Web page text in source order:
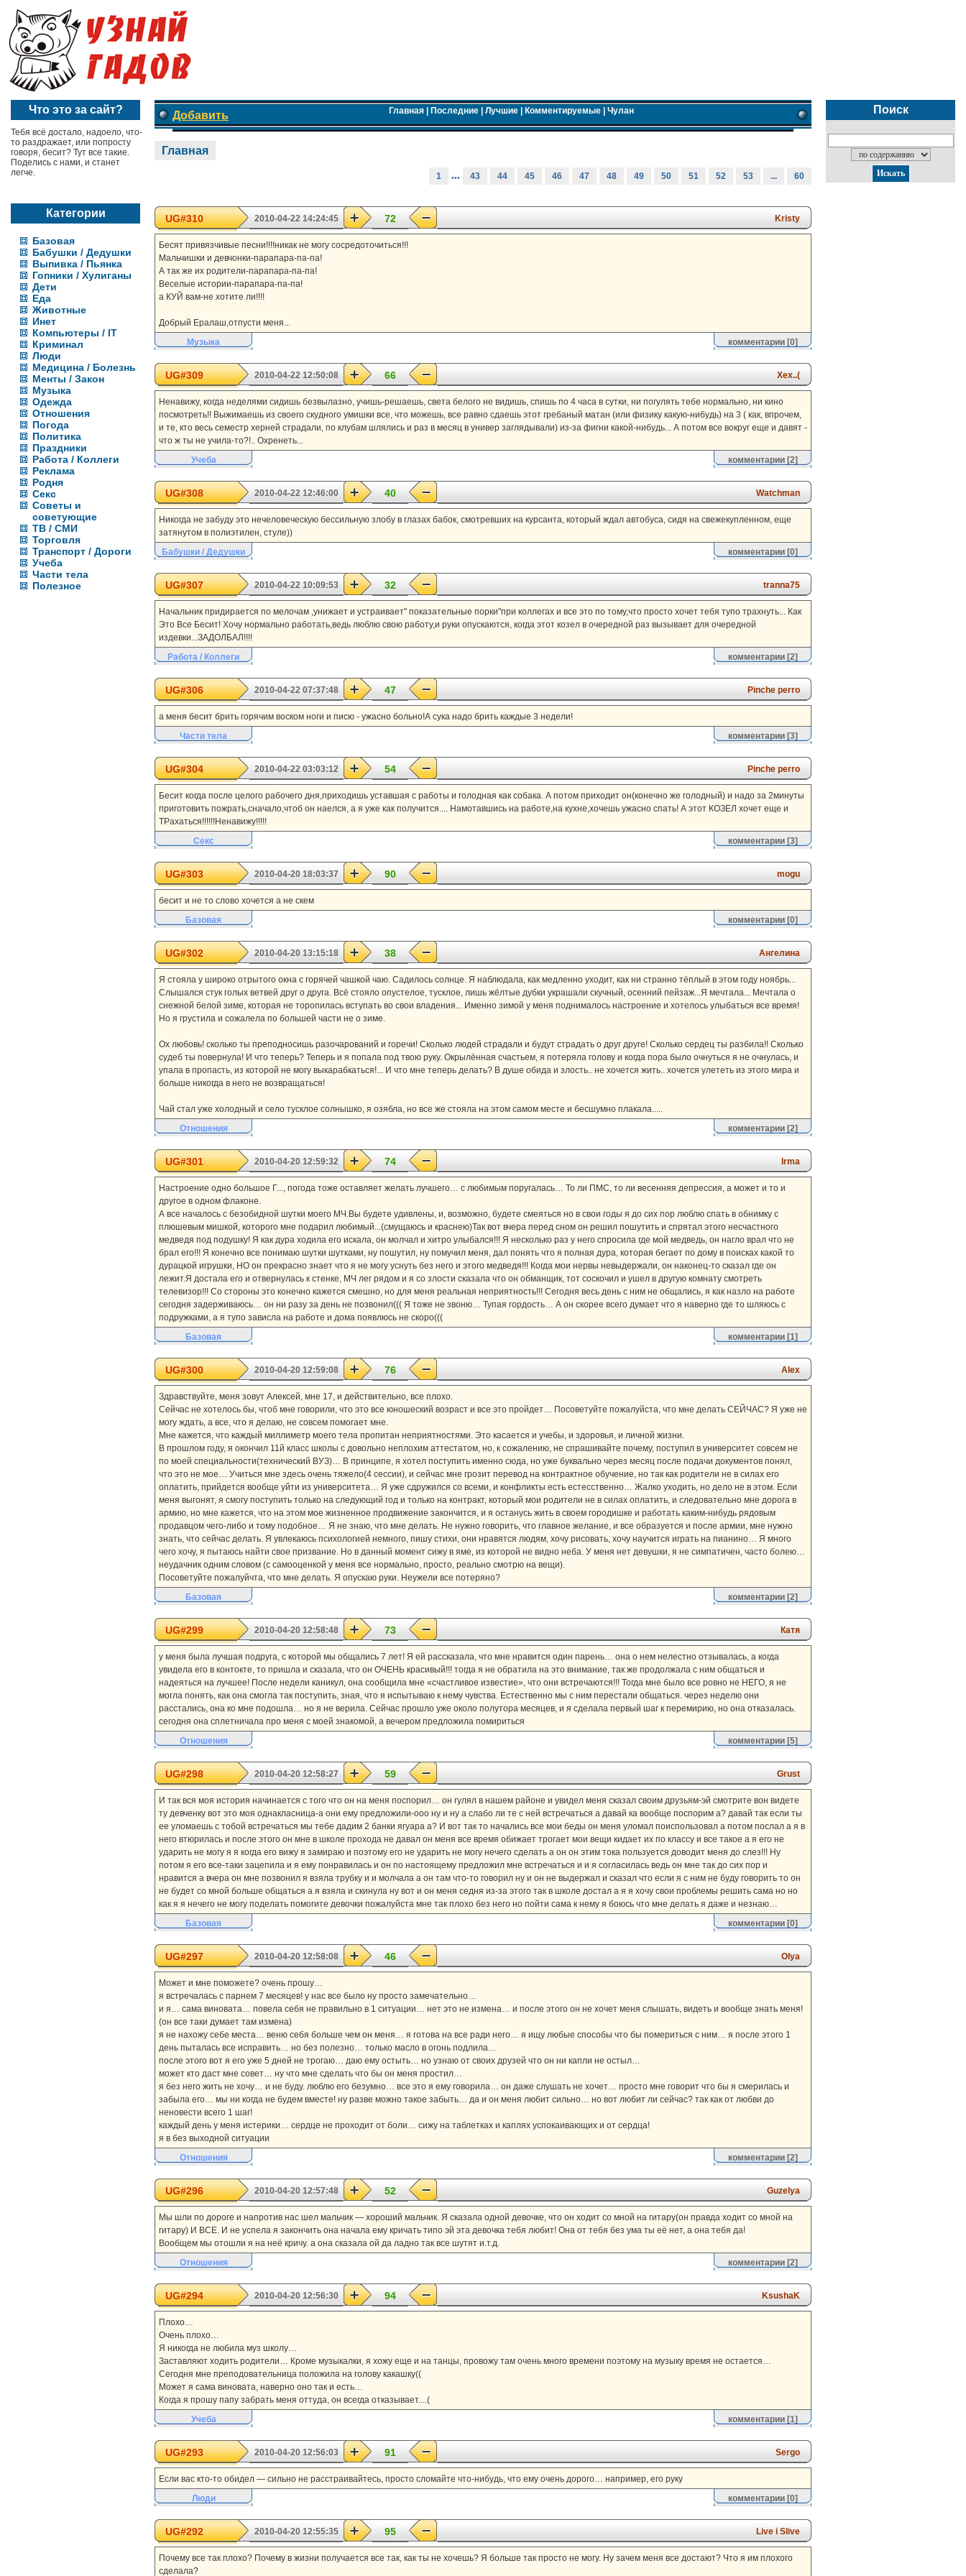
Что это за сайт?
Тебя всё достало, надоело, что-
то раздражает, или попросту
говоря, бесит? Тут все такие.
Поделись с нами, и станет
легче.
Категории
Базовая
Бабушки / Дедушки
Выпивка / Пьянка
Гопники / Хулиганы
Дети
Еда
Животные
Инет
Компьютеры / IT
Криминал
Люди
Медицина / Болезнь
Менты / Закон
Музыка
Одежда
Отношения
Погода
Политика
Праздники
Работа / Коллеги
Реклама
Родня
Секс
Советы и
советующие
ТВ / СМИ
Торговля
Транспорт / Дороги
Учеба
Части тела
Полезное
Добавить Главная| Последние| Лучшие| Комментируемые| Чулан
Главная
1 ... 43 44 45 46 47 48 49 50 51 52 53 ... 60
UG#310 2010-04-22 14:24:45 72 Kristy
Бесят привязчивые песни!!!!никак не могу сосредоточиться!!!
Мальчишки и девчонки-парапара-па-па!
А так же их родители-парапара-па-па!
Веселые истории-парапара-па-па!
а КУЙ вам-не хотите ли!!!!
Добрый Ералаш,отпусти меня...
Музыка
комментарии[0]
UG#309 2010-04-22 12:50:08 66 Хех..(
Ненавижу, когда неделями сидишь безвылазно, учишь-решаешь, света белого не видишь, спишь по 4 часа в сутки, ни погулять тебе нормально, ни кино
посмотреть!! Выжимаешь из своего скудного умишки все, что можешь, все равно сдаешь этот гребаный матан (или физику какую-нибудь) на 3 ( как, впрочем,
и те, кто весь семестр херней страдали, по клубам шлялись и раз в месяц в универ заглядывали) из-за фигни какой-нибудь... А потом все вокруг еще и давят -
что ж ты не учила-то?!.. Охренеть...
Учеба
комментарии[2]
UG#308 2010-04-22 12:46:00 40 Watchman
Никогда не забуду это нечеловеческую бессильную злобу в глазах бабок, смотревших на курсанта, который ждал автобуса, сидя на свежекупленном, еще
затянутом в полиэтилен, стуле))
Бабушки / Дедушки
комментарии[0]
UG#307 2010-04-22 10:09:53 32 tranna75
Начальник придирается по мелочам ,унижает и устраивает" показательные порки"при коллегах и все это по тому,что просто хочет тебя тупо трахнуть... Как
Это Все Бесит! Хочу нормально работать,ведь люблю свою работу,и руки опускаются, когда этот козел в очередной раз вызывает для очередной
издевки...ЗАДОЛБАЛ!!!!
Работа / Коллеги
комментарии[2]
UG#306 2010-04-22 07:37:48 47 Pinche perro
а меня бесит брить горячим воском ноги и писю - ужасно больно!А сука надо брить каждые 3 недели!
Части тела
комментарии[3]
UG#304 2010-04-22 03:03:12 54 Pinche perro
Бесит когда после целого рабочего дня,приходишь уставшая с работы и голодная как собака. А потом приходит он(конечно же голодный) и надо за 2минуты
приготовить пожрать,сначало,чтоб он наелся, а я уже как получится.... Намотавшись на работе,на кухне,хочешь ужасно спать! А этот КОЗЕЛ хочет еще и
ТРахаться!!!!!!Ненавижу!!!!!
Секс
комментарии[3]
UG#303 2010-04-20 18:03:37 90 mogu
бесит и не то слово хочется а не скем
Базовая
комментарии[0]
UG#302 2010-04-20 13:15:18 38 Ангелина
Я стояла у широко отрытого окна с горячей чашкой чаю. Садилось солнце. Я наблюдала, как медленно уходит, как ни странно тёплый в этом году ноябрь...
Слышался стук голых ветвей друг о друга. Всё стояло опустелое, тусклое, лишь жёлтые дубки украшали скучный, осенний пейзаж...Я мечтала... Мечтала о
снежной белой зиме, которая не торопилась вступать во свои владения... Именно зимой у меня поднималось настроение и хотелось улыбаться все время!
Но я грустила и сожалела по большей части не о зиме.
Ох любовь! сколько ты преподносишь разочарований и горечи! Сколько людей страдали и будут страдать о друг друге! Сколько сердец ты разбила!! Сколько
судеб ты повернула! И что теперь? Теперь и я попала под твою руку. Окрылённая счастьем, я потеряла голову и когда пора было очнуться я не очнулась, и
упала в пропасть, из которой не могу выкарабкаться!... И что мне теперь делать? В душе обида и злость.. не хочется жить.. хочется улететь из этого мира и
больше никогда в него не возвращаться!
Чай стал уже холодный и село тусклое солнышко, я озябла, но все же стояла на этом самом месте и бесшумно плакала.....
Отношения
комментарии[2]
UG#301 2010-04-20 12:59:32 74 Irma
Настроение одно большое Г..., погода тоже оставляет желать лучшего… с любимым поругалась… То ли ПМС, то ли весенняя депрессия, а может и то и
другое в одном флаконе.
А все началось с безобидной шутки моего МЧ.Вы будете удивлены, и, возможно, будете смеяться но в свои годы я до сих пор люблю спать в обнимку с
плюшевым мишкой, которого мне подарил любимый...(смущаюсь и краснею)Так вот вчера перед сном он решил пошутить и спрятал этого несчастного
медведя под подушку! Я как дура ходила его искала, он молчал и хитро улыбался!!! Я несколько раз у него спросила где мой медведь, он нагло врал что не
брал его!!! Я конечно все понимаю шутки шутками, ну пошутил, ну помучил меня, дал понять что я полная дура, которая бегает по дому в поисках какой то
дурацкой игрушки, НО он прекрасно знает что я не могу уснуть без него и этого медведя!!! Когда мои нервы невыдержали, он наконец-то сказал где он
лежит.Я достала его и отвернулась к стенке, МЧ лег рядом и я со злости сказала что он обманщик, тот соскочил и ушел в другую комнату смотреть
телевизор!!! Со стороны это конечно кажется смешно, но для меня реальная неприятность!!! Сегодня весь день с ним не общались, я как назло на работе
сегодня задерживаюсь… он ни разу за день не позвонил((( Я тоже не звоню… Тупая гордость… А он скорее всего думает что я наверно где то шляюсь с
подружками, а я тупо зависла на работе и дома появлюсь не скоро(((
Базовая
комментарии[1]
UG#300 2010-04-20 12:59:08 76 Alex
Здравствуйте, меня зовут Алексей, мне 17, и действительно, все плохо.
Сейчас не хотелось бы, чтоб мне говорили, что это все юношеский возраст и все это пройдет… Посоветуйте пожалуйста, что мне делать СЕЙЧАС? Я уже не
могу ждать, а все, что я делаю, не совсем помогает мне.
Мне кажется, что каждый миллиметр моего тела пропитан неприятностями. Это касается и учебы, и здоровья, и личной жизни.
В прошлом году, я окончил 11й класс школы с довольно неплохим аттестатом, но, к сожалению, не спрашивайте почему, поступил в университет совсем не
по моей специальности(технический ВУЗ)… В принципе, я хотел поступить именно сюда, но уже буквально через месяц после подачи документов понял,
что это не мое… Учиться мне здесь очень тяжело(4 сессии), и сейчас мне грозит перевод на контрактное обучение, но так как родители не в силах его
оплатить, прийдется вообще уйти из университета… Я уже сдружился со всеми, и конфликты есть естесственно… Жалко уходить, но дело не в этом. Если
меня выгонят, я смогу поступить только на следующий год и только на контракт, который мои родители не в силах оплатить, и следовательно мне дорога в
армию, но мне кажется, что на этом мое жизненное продвижение закончится, и я останусь жить в своем городишке и работать каким-нибудь рядовым
продавцом чего-либо и тому подобное… Я не знаю, что мне делать. Не нужно говорить, что главное желание, и все образуется и после армии, мне нужно
знать, что сейчас делать. Я увлекаюсь психологией немного, пишу стихи, они нравятся людям, хочу рисовать, хочу научится играть на пианино… Я много
чего хочу, я пытаюсь найти свое призвание. Но в данный момент сижу в яме, из которой не видно неба. У меня нет девушки, я не симпатичен, часто болею…
неудачник одним словом (с самооценкой у меня все нормально, просто, реально смотрю на вещи).
Посоветуйте пожалуйчта, что мне делать. Я опускаю руки. Неужели все потеряно?
Базовая
комментарии[2]
UG#299 2010-04-20 12:58:48 73 Катя
у меня была лучшая подруга, с которой мы общались 7 лет! Я ей рассказала, что мне нравится один парень… она о нем нелестно отзывалась, а когда
увидела его в контокте, то пришла и сказала, что он ОЧЕНЬ красивый!!! тогда я не обратила на это внимание, так же продолжала с ним общаться и
надеяться на лучшее! После недели каникул, она сообщила мне «счастливое известие», что они встречаются!!! Тогда мне было все ровно не НЕГО, я не
могла понять, как она смогла так поступить, зная, что я испытываю к нему чувства. Естественно мы с ним перестали общаться. через неделю они
расстались, она ко мне подошла… но я не верила. Сейчас прошло уже около полутора месяцев, и я сделала первый шаг к перемирию, но она отказалась.
сегодня она сплетничала про меня с моей знакомой, а вечером предложила помириться
Отношения
комментарии[5]
UG#298 2010-04-20 12:58:27 59 Grust
И так вся моя история начинается с того что он на меня поспорил… он гулял в нашем районе и увидел меня сказал своим друзьям-эй смотрите вон видете
ту девченку вот это моя однакласница-а они ему предложили-ооо ну и ну а слабо ли те с ней встречаться а давай ка вообще поспорим а? давай так если ты
ее уломаешь с тобой встречаться мы тебе дадим 2 банки ягуара а? И вот так то начались все мои беды он меня уломал поиспользовал а потом послал а я в
него втюрилась и после этого он мне в школе прохода не давал он меня все время обижает трогает мои вещи кидает их по классу и все такое а я его не
ударить не могу я я когда его вижу я замираю и поэтому его не ударить не могу нечего сделать а он он этим тока пользуется доводит меня до слез!!! Ну
потом я его все-таки зацепила и я ему понравилась и он по настоящему предложил мне встречаться и и я согласилась ведь он мне так до сих пор и
нравится а вчера он мне позвонил я взяла трубку и и молчала а он там что-то говорил ну и он не выдержал и сказал что если я с ним не буду говорить то он
не будет со мной больше общаться а я взяла и скинула ну вот и он меня седня из-за этого так в школе достал а я я хочу свои проблемы решить сама но но
как я я нечего не могу поделать помогите девочки пожалуйста мне так плохо без него но пойти сама к нему я боюсь что мне делать я даже и незнаю…
Базовая
комментарии[0]
UG#297 2010-04-20 12:58:08 46 Olya
Может и мне поможете? очень прошу…
я встречалась с парнем 7 месяцев! у нас все было ну просто замечательно…
и я… сама виновата… повела себя не правильно в 1 ситуации… нет это не измена… и после этого он не хочет меня слышать, видеть и вообще знать меня!
(он все таки думает там измена)
я не нахожу себе места… веню себя больше чем он меня… я готова на все ради него… я ищу любые способы что бы помериться с ним… я после этого 1
день пыталась все исправить… но без полезно… только масло в огонь подлила…
после этого вот я его уже 5 дней не трогаю… даю ему остыть… но узнаю от своих друзей что он ни капли не остыл…
может кто даст мне совет… ну что мне сделать что бы он меня простил…
я без него жить не хочу… и не буду. люблю его безумно… все это я ему говорила… он даже слушать не хочет… просто мне говорит что бы я смерилась и
забыла его… мы ни когда не будем вместе! ну разве можно такое забыть… да и он меня любит сильно… но вот любит ли сейчас? так как от любви до
неновести всего 1 шаг!
каждый день у меня истерики… сердце не проходит от боли… сижу на таблетках и каплях успокаивающих и от сердца!
я в без выходной ситуации
Отношения
комментарии[2]
UG#296 2010-04-20 12:57:48 52 Guzelya
Мы шли по дороге и напротив нас шел мальчик — хороший мальчик. Я сказала одной девочке, что он ходит со мной на гитару(он правда ходит со мной на
гитару) И ВСЕ. И не успела я закончить она начала ему кричать типо эй эта девочка тебя любит! Она от тебя без ума ты её нет, а она тебя да!
Вообщем мы отошли я на неё кричу. а она сказала ой да ладно так все шутят и.т.д.
Отношения
комментарии[2]
UG#294 2010-04-20 12:56:30 94 KsushaK
Плохо…
Очень плохо…
Я никогда не любила муз школу…
Заставляют ходить родители… Кроме музыкалки, я хожу еще и на танцы, провожу там очень много времени поэтому на музыку время не остается…
Сегодня мне преподовательница положила на голову какашку((
Может я сама виновата, наверно оно так и есть…
Когда я прошу папу забрать меня оттуда, он всегда отказывает....(
Учеба
комментарии[1]
UG#293 2010-04-20 12:56:03 91 Sergo
Если вас кто-то обидел — сильно не расстраивайтесь, просто сломайте что-нибудь, что ему очень дорого… например, его руку
Люди
комментарии[0]
UG#292 2010-04-20 12:55:35 95 Live i Slive
Почему все так плохо? Почему в жизни получается все так, как ты не хочешь? Я больше так просто не могу. Ну зачем меня все достают? Что я им плохого
сделала?
Поиск